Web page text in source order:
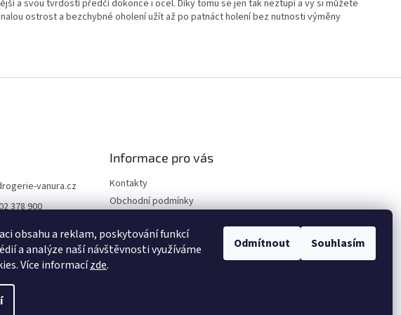
obsahu a reklam, poskytování funkcí
a analýze naší návštěvnosti využíváme
Více informacízde.
Odmítnout Souhlasím
a svou tvrdostí předčí dokonce i ocel. Díky tomu se jen tak neztupí a vy si můžete
ostrost a bezchybné oholení užít až po patnáct holení bez nutnosti výměny
vanura.cz
378 900
Informace pro vás
Kontakty
Obchodní podmínky
údajů
Dodací a platební podmínky